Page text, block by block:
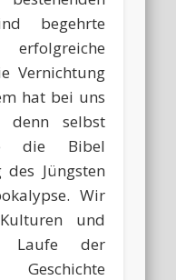
begehrte
Vernichtung
hat bei uns
denn selbst
die Bibel
Jüngsten
Wir
und
Laufe der